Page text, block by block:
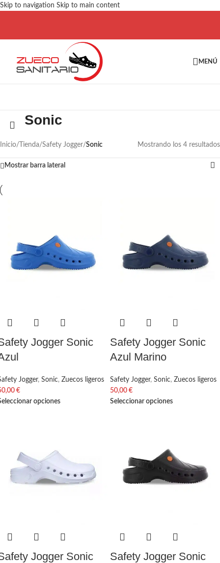
Skip to navigation Skip to main content
MENÚ
Sonic
Inicio/ Tienda/Safety Jogger/Sonic Mostrando los 4 resultados
Mostrar barra lateral
Jogger Sonic
Jogger, Sonic, Zuecos ligeros
€
opciones
Safety Jogger Sonic
Azul Marino
Safety Jogger, Sonic, Zuecos ligeros
50,00 €
Seleccionar opciones
Jogger Sonic
Safety Jogger Sonic